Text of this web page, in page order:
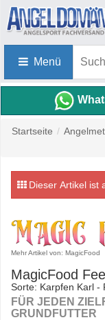
Menü
Startseite /
Dieser Artikel ist
Mehr Artikel von: MagicFood
MagicFood
Sorte: Karpfen Karl -
FÜR JEDEN
GRUNDFUTTER